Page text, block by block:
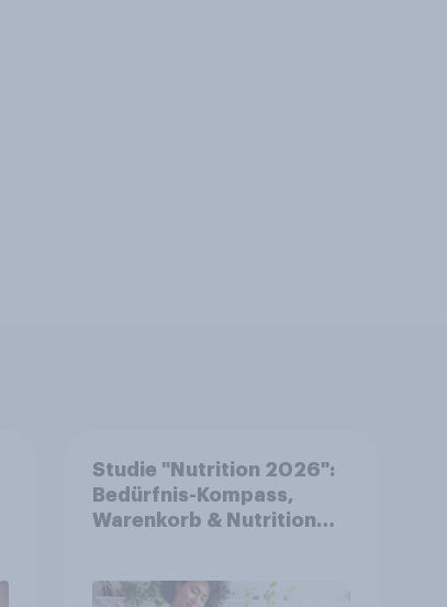
Studie "Nutrition 2026":
Bedürfnis-Kompass,
Warenkorb & Nutrition